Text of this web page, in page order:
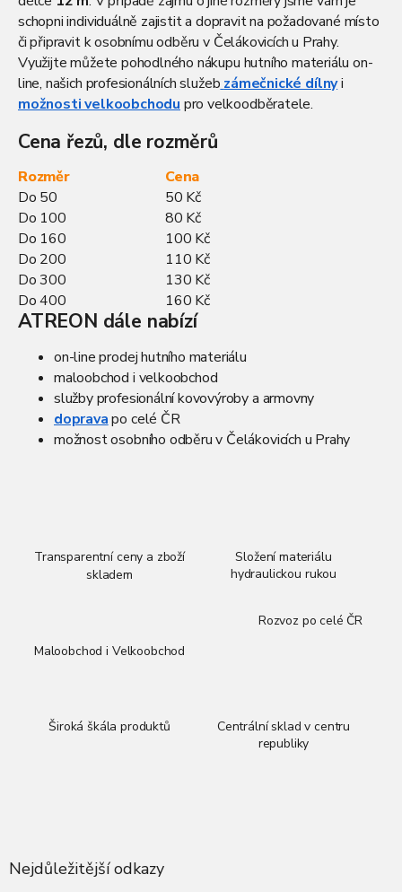
schopni individuálně zajistit a dopravit na požadované místo
či připravit k osobnímu odběru v Čelákovicích u Prahy.
Využijte můžete pohodlného nákupu hutního materiálu on-
line, našich profesionálních služeb zámečnické dílnyi
možnosti velkoobchodu pro velkoodběratele.
Cena řezů, dle rozměrů
Rozměr
Cena
Do 50
50 Kč
Do 100
80 Kč
Do 160
100 Kč
Do 200
110 Kč
Do 300
130 Kč
Do 400
160 Kč
ATREON dále nabízí
on-line prodej hutního materiálu
maloobchod i velkoobchod
služby profesionální kovovýroby a armovny
doprava po celé ČR
možnost osobního odběru v Čelákovicích u Prahy
Transparentní ceny a zboží
skladem
Složení materiálu
hydraulickou rukou
Maloobchod i Velkoobchod
Rozvoz po celé ČR
Široká škála produktů
Centrální sklad v centru
republiky
Nejdůležitější odkazy